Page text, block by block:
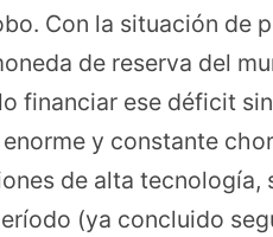
Con la situación de
de reserva del
financiar ese déficit
y constante
de alta tecnología,
(ya concluido